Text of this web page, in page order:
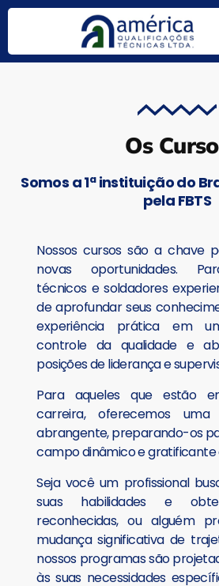
Os
Somos a 1ª instituição do
pela FBTS
Nossos cursos são a chave
novas oportunidades.
técnicos e soldadores
de aprofundar seus
experiência prática em
controle da qualidade e
posições de liderança e
Para aqueles que estão
carreira, oferecemos
abrangente, preparando-os
campo dinâmico e
Seja você um profissional
suas habilidades e
reconhecidas, ou alguém
mudança significativa de
nossos programas são
às suas necessidades